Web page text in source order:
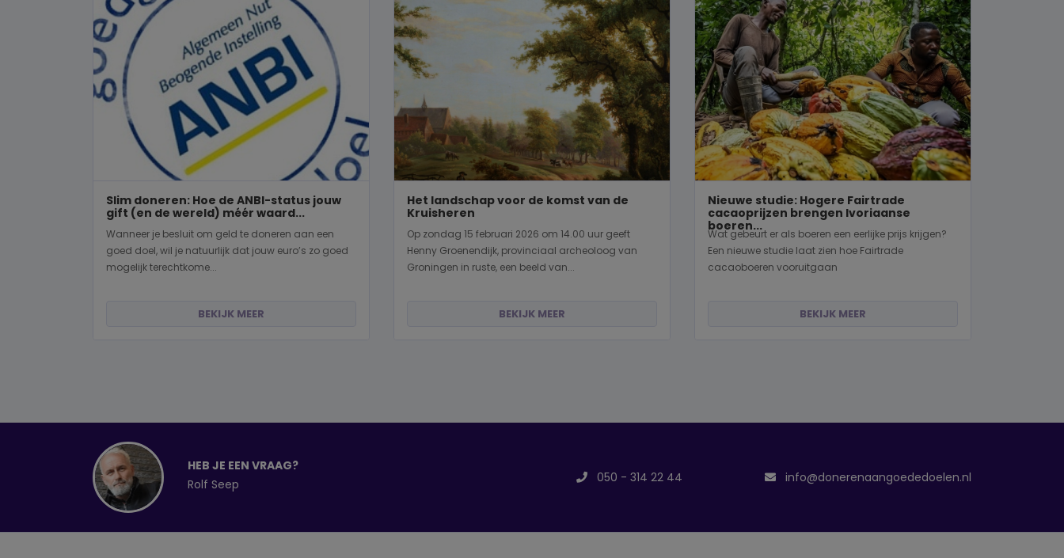
Slim doneren: Hoe de ANBI-status jouw
gift (en de wereld) méér waard...
Wanneer je besluit om geld te doneren aan een
goed doel, wil je natuurlijk dat jouw euro’s zo goed
mogelijk terechtkome...
BEKIJK MEER
Het landschap voor de komst van de
Kruisheren
Op zondag 15 februari 2026 om 14.00 uur geeft
Henny Groenendijk, provinciaal archeoloog van
Groningen in ruste, een beeld van...
BEKIJK MEER
Nieuwe studie: Hogere Fairtrade
cacaoprijzen brengen Ivoriaanse
boeren...
Wat gebeurt er als boeren een eerlijke prijs krijgen?
Een nieuwe studie laat zien hoe Fairtrade
cacaoboeren vooruitgaan
BEKIJK MEER
HEB JE EEN VRAAG?
Rolf Seep
050 - 314 22 44 info@donerenaangoededoelen.nl